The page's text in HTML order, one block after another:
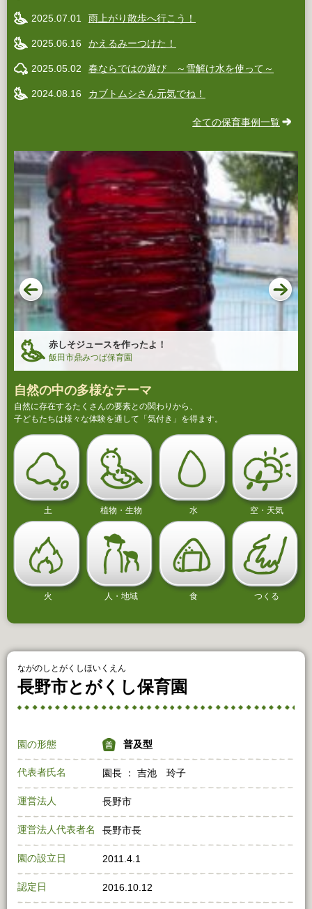
2025.07.01 雨上がり散歩へ行こう！
2025.06.16 かえるみーつけた！
2025.05.02 春ならではの遊び ～雪解け水を使って～
2024.08.16 カブトムシさん元気でね！
全ての保育事例一覧
赤しそジュースを作ったよ！
飯田市鼎みつば保育園
自然の中の多様なテーマ
自然に存在するたくさんの要素との関わりから、
子どもたちは様々な体験を通して「気付き」を得ます。
土 植物・生物 水 空・天気
火 人・地域 食 つくる
ながのしとがくしほいくえん
長野市とがくし保育園
園の形態 普及型
代表者氏名 園長 ： 吉池 玲子
運営法人 長野市
運営法人代表者名 長野市長
園の設立日 2011.4.1
認定日 2016.10.12